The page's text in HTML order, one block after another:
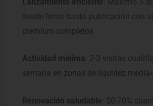
desde firma hasta publicación con
premium completos.
Actividad mínima : 2-3 visitas
semana en zonas de liquidez media-
Renovación saludable : 50-70%